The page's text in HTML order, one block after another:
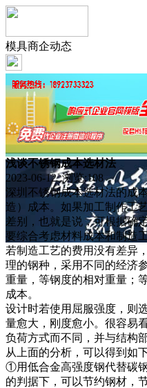
模具商企动态
浅谈不锈钢成本选材法
2023-06-12 浏览:108
深圳不锈钢成本选材法的成
造）成本。如果加工制作工
差别，也就是说，可根据确
要综合考虑材料成本和制造
若制造工艺的费用没有差异
理的钢种，采用不同的经济
重量，等钢度的相对重量；
成本。
设计时若使用屈服强度，则
量愈大，刚度愈小。很容易
负荷方式而不同，并与结构
从上面的分析，可以得到如
①用低合金高强度钢代替碳
的判据下，可以节约钢材，